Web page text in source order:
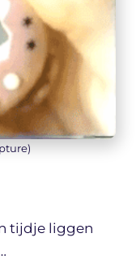
tijdje liggen